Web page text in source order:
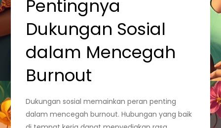
Pentingnya
Dukungan Sosial
dalam Mencegah
Burnout
Dukungan sosial memainkan peran penting
dalam mencegah burnout. Hubungan yang baik